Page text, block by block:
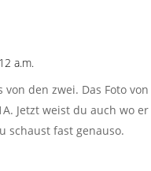
a.m.
den zwei. Das Foto von
Jetzt weist du auch wo er
schaust fast genauso.